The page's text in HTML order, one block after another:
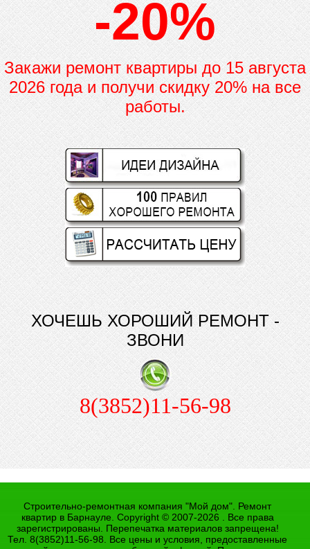
-20%
Закажи ремонт квартиры до15 августа
2026 года и получи скидку 20% на все
работы.
ХОЧЕШЬ ХОРОШИЙ РЕМОНТ -
ЗВОНИ
8(3852)11-56-98
Строительно-ремонтная компания "Мой дом". Ремонт
квартир в Барнауле. Copyright © 2007-2026 . Все права
зарегистрированы. Перепечатка материалов запрещена!
Тел. 8(3852)11-56-98. Все цены и условия, предоставленные